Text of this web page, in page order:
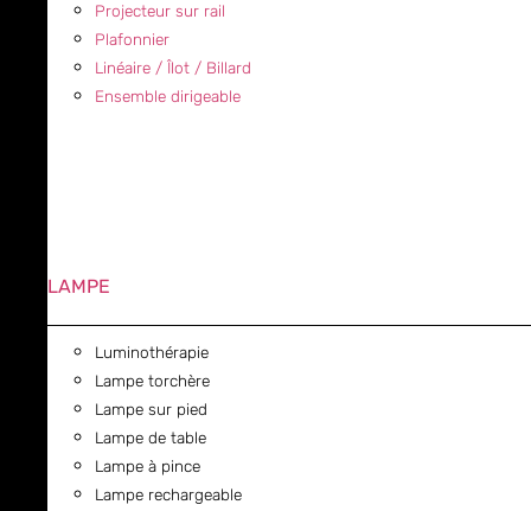
Projecteur sur rail
Plafonnier
Linéaire / Îlot / Billard
Ensemble dirigeable
LAMPE
Luminothérapie
Lampe torchère
Lampe sur pied
Lampe de table
Lampe à pince
Lampe rechargeable